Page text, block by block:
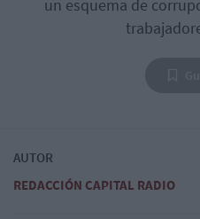
un esquema de
AUTOR
REDACCIÓN CAPITAL RADIO